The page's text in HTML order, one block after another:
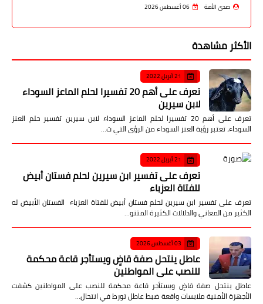
صدى الأمة 06 أغسطس 2026
الأكثر مشاهدة
21 أبريل 2022
تعرف على أهم 20 تفسيرا لحلم الماعز السوداء
لابن سيرين
تعرف على أهم 20 تفسيرا لحلم الماعز السوداء لابن سيرين تفسير حلم العنز
السوداء، تعتبر رؤية العنز السوداء من الرؤى التي ت…
21 أبريل 2022
تعرف على تفسير ابن سيرين لحلم فستان أبيض
للفتاة العزباء
تعرف على تفسير ابن سيرين لحلم فستان أبيض للفتاة العزباء الفستان الأبيض له
الكثير من المعاني والدلالات الكثيرة المتنو…
03 أغسطس 2026
عاطل ينتحل صفة قاضٍ ويستأجر قاعة محكمة
للنصب على المواطنين
عاطل ينتحل صفة قاضٍ ويستأجر قاعة محكمة للنصب على المواطنين كشفت
الأجهزة الأمنية ملابسات واقعة ضبط عاطل تورط في انتحال…